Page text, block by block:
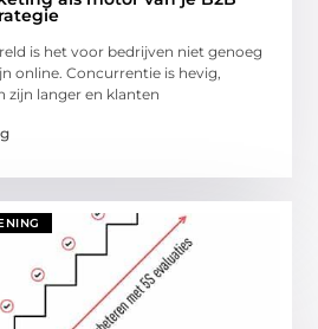
is het voor bedrijven niet genoeg
online. Concurrentie is hevig,
langer en klanten